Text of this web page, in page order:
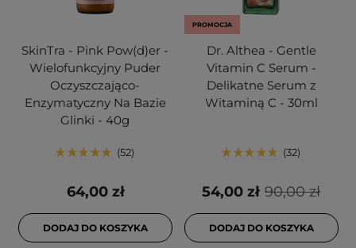
SkinTra - Pink Pow(d)er -
Wielofunkcyjny Puder
Oczyszczająco-
Enzymatyczny Na Bazie
Glinki - 40g
52
64,00 zł
DODAJ DO KOSZYKA
PROMOCJA
Dr. Althea - Gentle
Vitamin C Serum -
Delikatne Serum z
Witaminą C - 30ml
32
90,00 zł
54,00 zł
DODAJ DO KOSZYKA